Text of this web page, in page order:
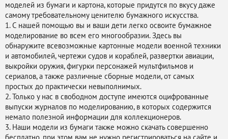
моделей из бумаги и картона, которые придутся по вкусу даже
самому требовательному ценителю бумажного искусства.
1. С нашей помощью вы и ваши дети легко освоите бумажное
моделирование во всем его многообразии. Здесь вы
обнаружите всевозможные картонные модели военной техники
и автомобилей, чертежи судов и кораблей, развертки авиации,
выкройки оружия, фигурки персонажей мультфильмов и
сериалов, а также различные сборные модели, от самых
простых до практически невыполнимых.
2. Только у нас в свободном доступе имеются оцифрованные
выпуски журналов по моделированию, в которых содержится
немало полезной информации для коллекционеров.
3. Наши модели из бумаги также можно скачать совершенно